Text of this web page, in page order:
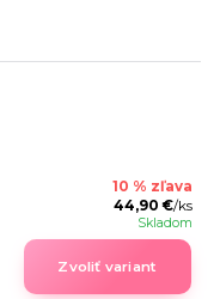
10 % zľava
44,90 €/ks
Skladom
Zvoliť variant